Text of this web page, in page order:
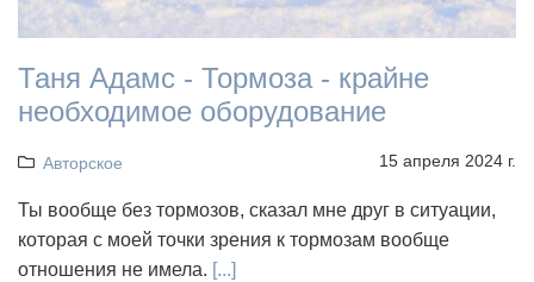
Таня Адамс - Тормоза - крайне
необходимое оборудование
Авторское 15 апреля 2024 г.
Ты вообще без тормозов, сказал мне друг в ситуации,
которая с моей точки зрения к тормозам вообще
отношения не имела. [...]